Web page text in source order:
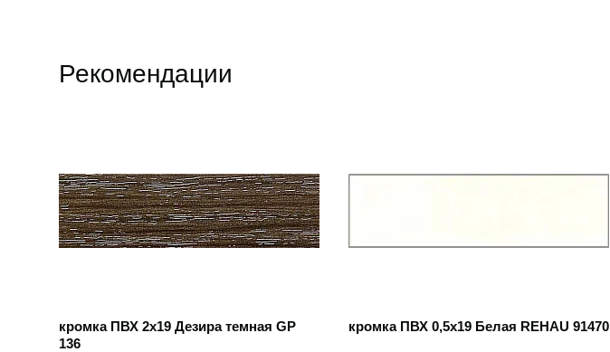
Рекомендации
кромка ПВХ 2х19 Дезира темная GP
136
кромка ПВХ 0,5х19 Белая REHAU 91470